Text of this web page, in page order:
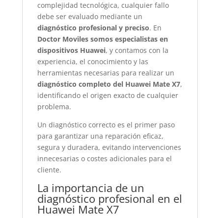
complejidad tecnológica, cualquier fallo
debe ser evaluado mediante un
diagnóstico profesional y preciso. En
Doctor Moviles somos especialistas en
dispositivos Huawei, y contamos con la
experiencia, el conocimiento y las
herramientas necesarias para realizar un
diagnóstico completo del Huawei Mate X7,
identificando el origen exacto de cualquier
problema.
Un diagnóstico correcto es el primer paso
para garantizar una reparación eficaz,
segura y duradera, evitando intervenciones
innecesarias o costes adicionales para el
cliente.
La importancia de un
diagnóstico profesional en el
Huawei Mate X7